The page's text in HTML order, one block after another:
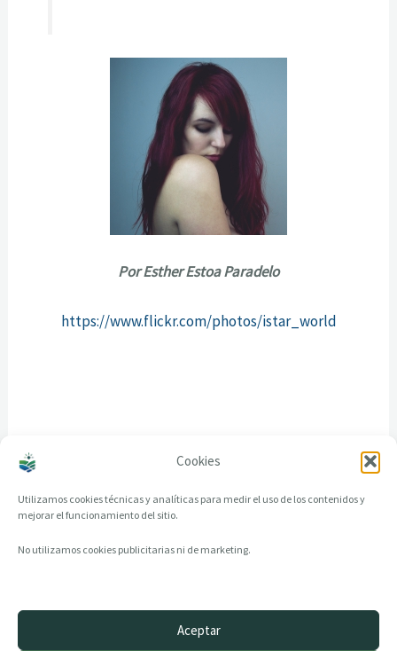
Cookies
Utilizamos cookies técnicas y analíticas para medir el uso de los contenidos y
mejorar el funcionamiento del sitio.
No utilizamos cookies publicitarias ni de marketing.
Aceptar
Por Esther Estoa Paradelo
https://www.flickr.com/photos/istar_world